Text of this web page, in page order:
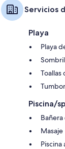
Servicios
Playa
Playa
Toallas
Piscina/
Masaje
Piscina